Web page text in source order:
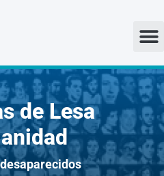
de Lesa